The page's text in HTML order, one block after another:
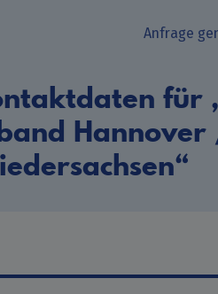
Anfrage
für
Hannover